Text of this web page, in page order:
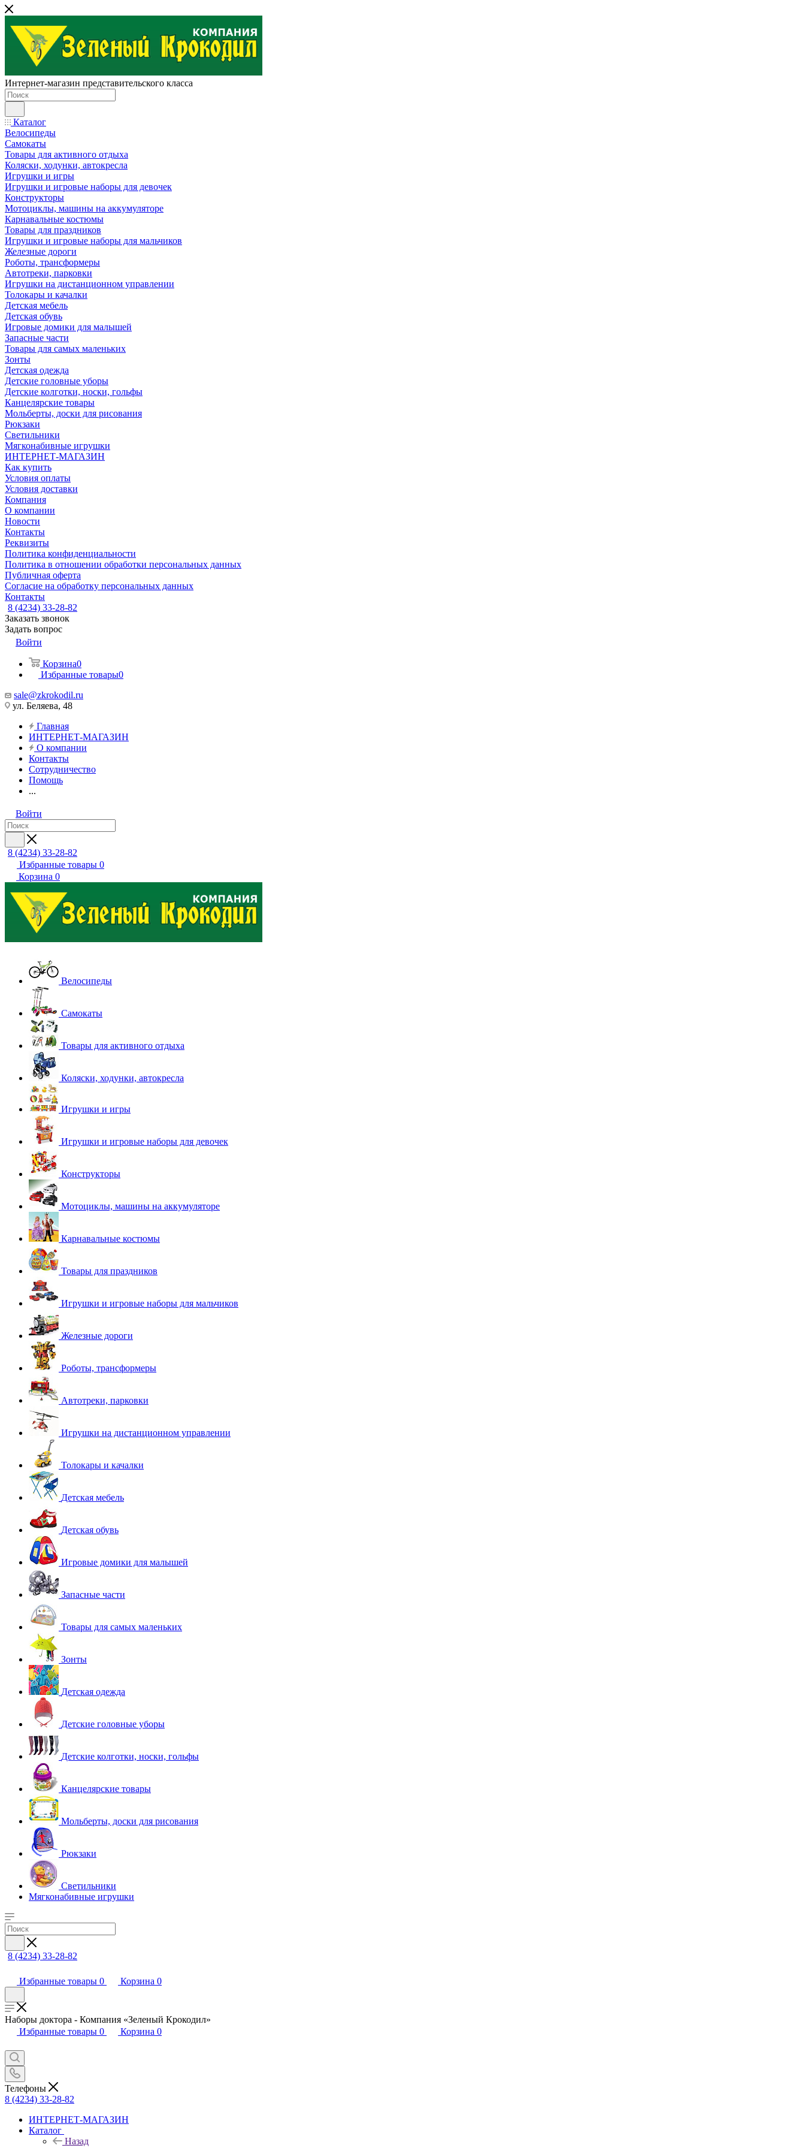
Интернет-магазин представительского класса
Каталог
Велосипеды
Самокаты
Товары для активного отдыха
Коляски, ходунки, автокресла
Игрушки и игры
Игрушки и игровые наборы для девочек
Конструкторы
Мотоциклы, машины на аккумуляторе
Карнавальные костюмы
Товары для праздников
Игрушки и игровые наборы для мальчиков
Железные дороги
Роботы, трансформеры
Автотреки, парковки
Игрушки на дистанционном управлении
Толокары и качалки
Детская мебель
Детская обувь
Игровые домики для малышей
Запасные части
Товары для самых маленьких
Зонты
Детская одежда
Детские головные уборы
Детские колготки, носки, гольфы
Канцелярские товары
Мольберты, доски для рисования
Рюкзаки
Светильники
Мягконабивные игрушки
ИНТЕРНЕТ-МАГАЗИН
Как купить
Условия оплаты
Условия доставки
Компания
О компании
Новости
Контакты
Реквизиты
Политика конфиденциальности
Политика в отношении обработки персональных данных
Публичная оферта
Согласие на обработку персональных данных
Контакты
8 (4234) 33-28-82
Заказать звонок
Задать вопрос
Войти
Корзина0
Избранные товары0
sale@zkrokodil.ru
ул. Беляева, 48
Главная
ИНТЕРНЕТ-МАГАЗИН
О компании
Контакты
Сотрудничество
Помощь
...
Войти
8 (4234) 33-28-82
Избранные товары 0
Корзина 0
Велосипеды
Самокаты
Товары для активного отдыха
Коляски, ходунки, автокресла
Игрушки и игры
Игрушки и игровые наборы для девочек
Конструкторы
Мотоциклы, машины на аккумуляторе
Карнавальные костюмы
Товары для праздников
Игрушки и игровые наборы для мальчиков
Железные дороги
Роботы, трансформеры
Автотреки, парковки
Игрушки на дистанционном управлении
Толокары и качалки
Детская мебель
Детская обувь
Игровые домики для малышей
Запасные части
Товары для самых маленьких
Зонты
Детская одежда
Детские головные уборы
Детские колготки, носки, гольфы
Канцелярские товары
Мольберты, доски для рисования
Рюкзаки
Светильники
Мягконабивные игрушки
8 (4234) 33-28-82
Избранные товары 0 Корзина 0
Наборы доктора - Компания «Зеленый Крокодил»
Избранные товары 0 Корзина 0
Телефоны
8 (4234) 33-28-82
ИНТЕРНЕТ-МАГАЗИН
Каталог
Назад